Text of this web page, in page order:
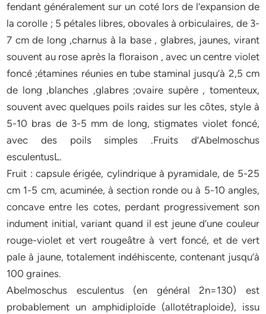
fendant généralement sur un coté lors de l’expansion de
la corolle ; 5 pétales libres, obovales à orbiculaires, de 3-
7 cm de long ,charnus à la base , glabres, jaunes, virant
souvent au rose après la floraison , avec un centre violet
foncé ;étamines réunies en tube staminal jusqu’à 2,5 cm
de long ,blanches ,glabres ;ovaire supère , tomenteux,
souvent avec quelques poils raides sur les côtes, style à
5-10 bras de 3-5 mm de long, stigmates violet foncé,
avec des poils simples .Fruits d’Abelmoschus
esculentusL.
Fruit : capsule érigée, cylindrique à pyramidale, de 5-25
cm 1-5 cm, acuminée, à section ronde ou à 5-10 angles,
concave entre les cotes, perdant progressivement son
indument initial, variant quand il est jeune d’une couleur
rouge-violet et vert rougeâtre à vert foncé, et de vert
pale à jaune, totalement indéhiscente, contenant jusqu’à
100 graines.
Abelmoschus esculentus (en général 2n=130) est
probablement un amphidiploïde (allotétraploide), issu